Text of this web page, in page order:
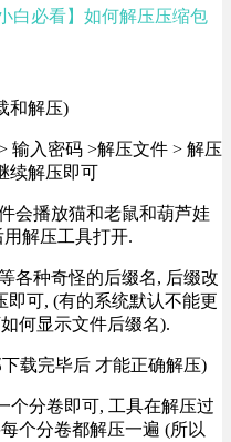
白必看】如何解压压缩包
和解压)
输入密码 >解压文件 > 解压
续解压即可
会播放猫和老鼠和葫芦娃
解压工具打开.
各种奇怪的后缀名, 后缀改
即可, (有的系统默认不能更
何显示文件后缀名).
载完毕后 才能正确解压)
个分卷即可, 工具在解压过
个分卷都解压一遍 (所以